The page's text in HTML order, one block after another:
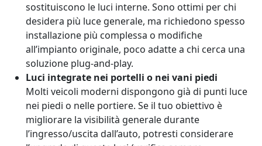
sostituiscono le luci interne. Sono ottimi per chi
desidera più luce generale, ma richiedono spesso
installazione più complessa o modifiche
all’impianto originale, poco adatte a chi cerca una
soluzione plug-and-play.
Luci integrate nei portelli o nei vani piedi
Molti veicoli moderni dispongono già di punti luce
nei piedi o nelle portiere. Se il tuo obiettivo è
migliorare la visibilità generale durante
l’ingresso/uscita dall’auto, potresti considerare